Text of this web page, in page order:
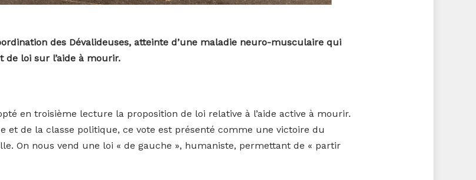
des Dévalideuses, atteinte d’une maladie neuro-musculaire qui
de loi sur l’aide à mourir.
en troisième lecture la proposition de loi relative à l’aide active à mourir.
et de la classe politique, ce vote est présenté comme une victoire du
On nous vend une loi « de gauche », humaniste, permettant de « partir